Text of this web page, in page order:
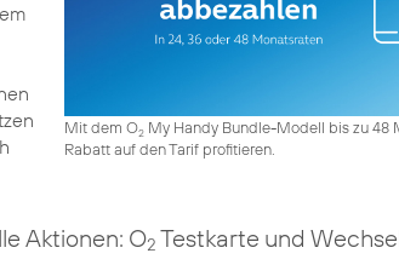
Mit dem O2My Handy Bundle-Modell bis zu 48
Rabatt auf den Tarif profitieren.
Aktionen: O2 Testkarte und